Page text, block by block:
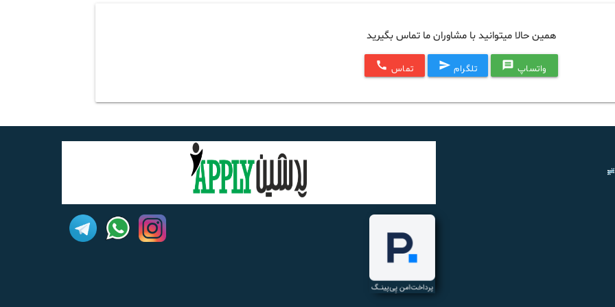
همین حالا میتوانید با مشاوران ما تماس بگیرید
واتساپ message تلگرام send تماس call